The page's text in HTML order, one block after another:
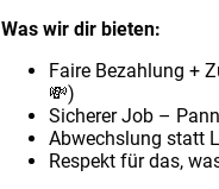
Was wir dir bieten:
Faire Bezahlung +
💸)
Sicherer Job –
Abwechslung statt
Respekt für das,